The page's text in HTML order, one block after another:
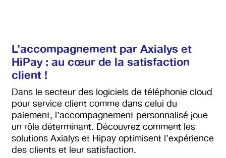
L’accompagnement par Axialys et
HiPay : au cœur de la satisfaction
client !
Dans le secteur des logiciels de téléphonie cloud
pour service client comme dans celui du
paiement, l’accompagnement personnalisé joue
un rôle déterminant. Découvrez comment les
solutions Axialys et Hipay optimisent l’expérience
des clients et leur satisfaction.